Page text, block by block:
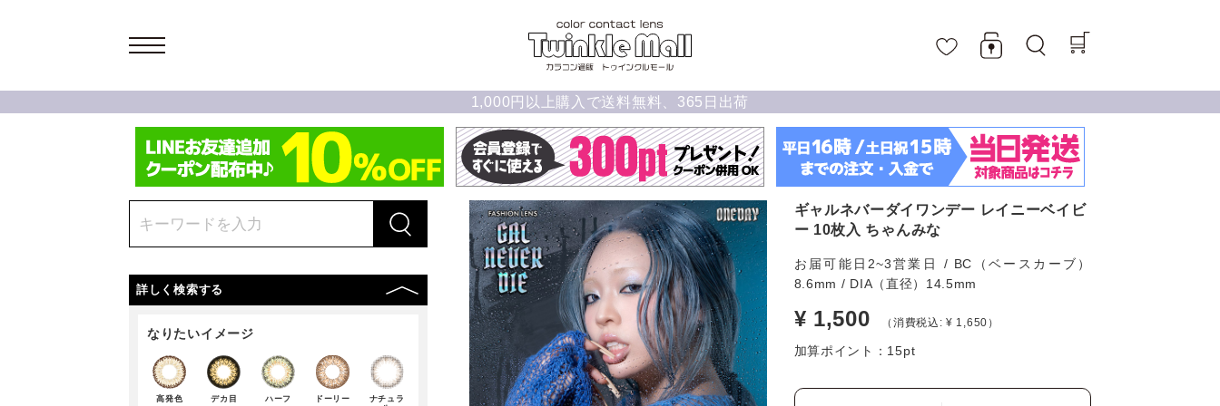
1,000円以上購入で送料無料、365日出荷
詳しく検索する
なりたいイメージ
高発色 デカ目 ハーフ ドーリー
ナチュラ
ギャルネバーダイワンデー レイニーベイビ
ー 10枚入 ちゃんみな
お届可能日2~3営業日 / BC（ベースカーブ）
8.6mm / DIA（直径）14.5mm
¥ 1,500 （消費税込: ¥ 1,650）
加算ポイント： 15pt